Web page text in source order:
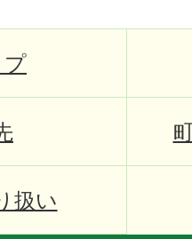
扱い